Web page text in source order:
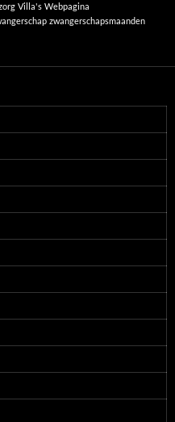
Villa's Webpagina
zwangerschapsmaanden